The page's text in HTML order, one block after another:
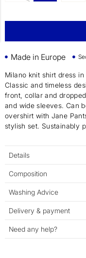
Made in Europe
Milano knit shirt dress
Classic and timeless
front, collar and
and wide sleeves. Can
overshirt with Jane
stylish set. Sustainably
Details
Composition
Washing Advice
Delivery & payment
Need any help?